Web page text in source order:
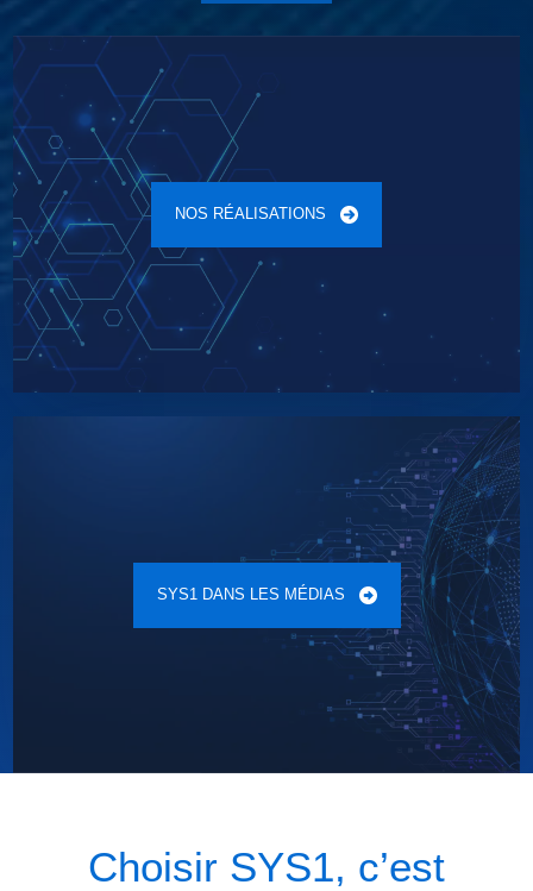
NOS RÉALISATIONS
SYS1 DANS LES MÉDIAS
Choisir SYS1, c’est